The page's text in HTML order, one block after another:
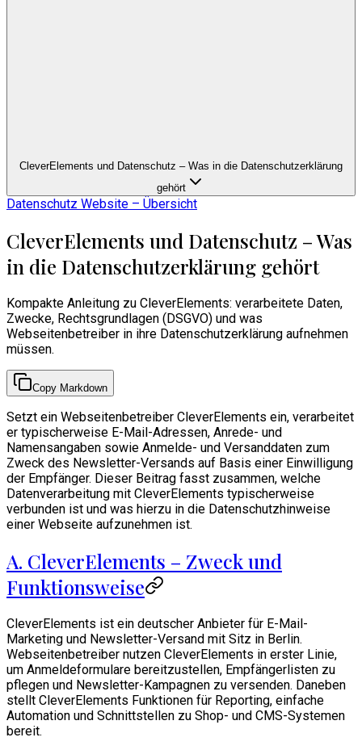
CleverElements und Datenschutz – Was in die Datenschutzerklärung
gehört
Datenschutz Website – Übersicht
CleverElements und Datenschutz – Was
in die Datenschutzerklärung gehört
Kompakte Anleitung zu CleverElements: verarbeitete Daten,
Zwecke, Rechtsgrundlagen (DSGVO) und was
Webseitenbetreiber in ihre Datenschutzerklärung aufnehmen
müssen.
Copy Markdown
Setzt ein Webseitenbetreiber CleverElements ein, verarbeitet
er typischerweise E-Mail-Adressen, Anrede- und
Namensangaben sowie Anmelde- und Versanddaten zum
Zweck des Newsletter-Versands auf Basis einer Einwilligung
der Empfänger. Dieser Beitrag fasst zusammen, welche
Datenverarbeitung mit CleverElements typischerweise
verbunden ist und was hierzu in die Datenschutzhinweise
einer Webseite aufzunehmen ist.
A. CleverElements – Zweck und
Funktionsweise
CleverElements ist ein deutscher Anbieter für E-Mail-
Marketing und Newsletter-Versand mit Sitz in Berlin.
Webseitenbetreiber nutzen CleverElements in erster Linie,
um Anmeldeformulare bereitzustellen, Empfängerlisten zu
pflegen und Newsletter-Kampagnen zu versenden. Daneben
stellt CleverElements Funktionen für Reporting, einfache
Automation und Schnittstellen zu Shop- und CMS-Systemen
bereit.